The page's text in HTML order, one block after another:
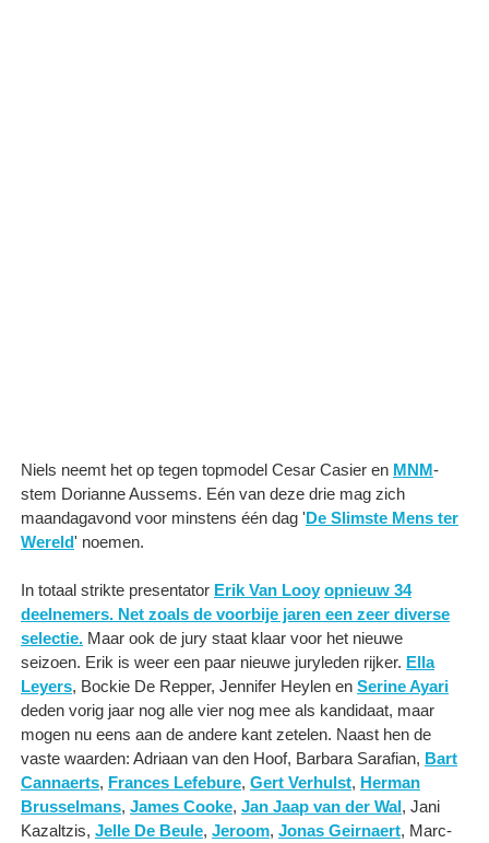
Niels neemt het op tegen topmodel Cesar Casier en MNM-
stem Dorianne Aussems. Eén van deze drie mag zich
maandagavond voor minstens één dag 'De Slimste Mens ter
Wereld' noemen.
In totaal strikte presentator Erik Van Looy opnieuw 34
deelnemers. Net zoals de voorbije jaren een zeer diverse
selectie. Maar ook de jury staat klaar voor het nieuwe
seizoen. Erik is weer een paar nieuwe juryleden rijker. Ella
Leyers, Bockie De Repper, Jennifer Heylen en Serine Ayari
deden vorig jaar nog alle vier nog mee als kandidaat, maar
mogen nu eens aan de andere kant zetelen. Naast hen de
vaste waarden: Adriaan van den Hoof, Barbara Sarafian, Bart
Cannaerts, Frances Lefebure, Gert Verhulst, Herman
Brusselmans, James Cooke, Jan Jaap van der Wal, Jani
Kazaltzis, Jelle De Beule, Jeroom, Jonas Geirnaert, Marc-